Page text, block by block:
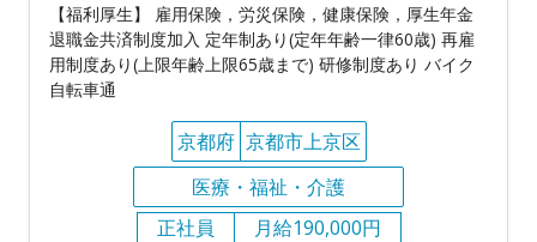
【福利厚生】 雇用保険，労災保険，健康保険，厚生年金
退職金共済制度加入 定年制あり(定年年齢一律60歳) 再雇
用制度あり(上限年齢上限65歳まで) 研修制度あり バイク
自転車通
京都府 京都市上京区
医療・福祉・介護
正社員
月給190,000円